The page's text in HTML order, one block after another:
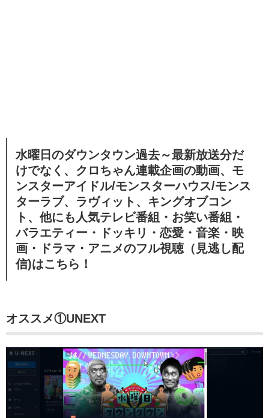
水曜日のダウンタウン過去～最新放送分だ
けでなく、クロちゃん連載企画の動画、モ
ンスターアイドル/モンスターハウス/モンス
ターラブ、ラヴィット、キングオブコン
ト、他にも人気テレビ番組・お笑い番組・
バラエティー・ドッキリ・恋愛・音楽・映
画・ドラマ・アニメのフル視聴（見逃し配
信)はこちら！
オススメ①UNEXT